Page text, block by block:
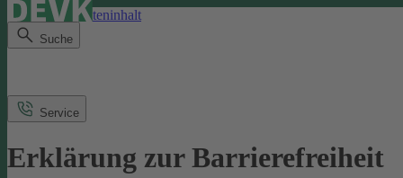
Direkt zum Seiteninhalt
Suche
Service
Erklärung zur Barrierefreiheit